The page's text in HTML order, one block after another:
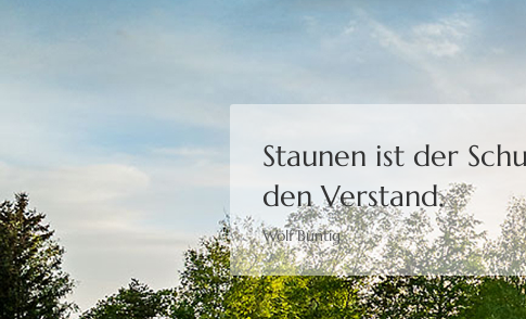
Staunen ist der
den Verstand.
Wolf Büntig